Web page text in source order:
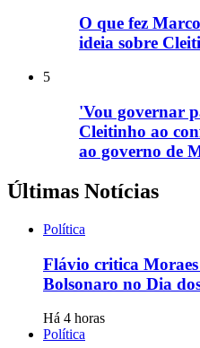
O que fez
ideia sobre
5
'Vou governar
Cleitinho ao
ao governo de
Últimas Notícias
Política
Flávio critica
Bolsonaro no Dia
Há 4 horas
Política